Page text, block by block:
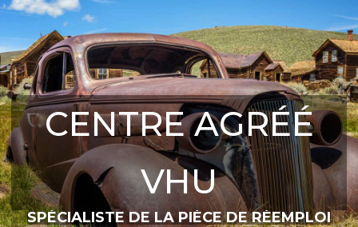
CENTRE AGRÉÉ
VHU
SPÉCIALISTE DE LA PIÈCE DE RÉEMPLOI